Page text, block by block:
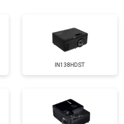
IN138HDST